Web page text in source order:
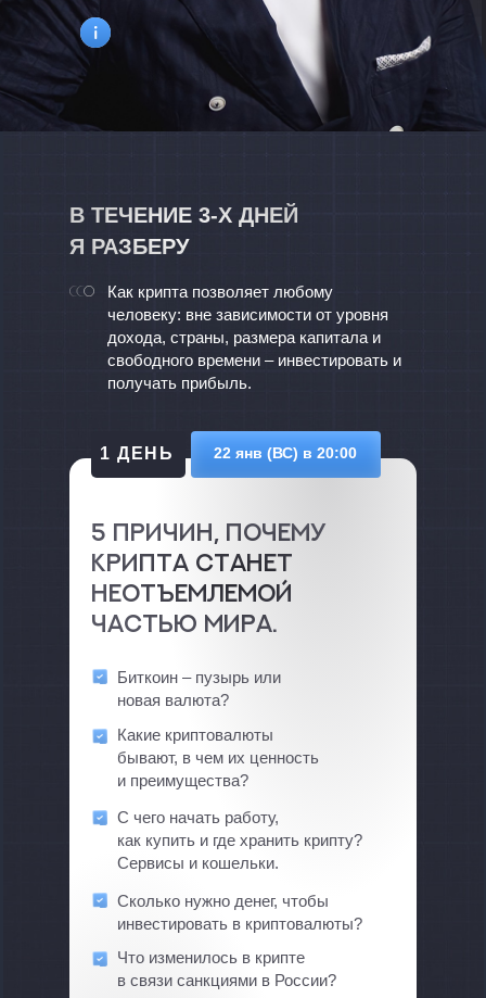
В ТЕЧЕНИЕ 3-Х ДНЕЙ
Я РАЗБЕРУ
Как крипта позволяет любому
человеку: вне зависимости от уровня
дохода, страны, размера капитала и
свободного времени – инвестировать и
получать прибыль.
5 причин, почему
крипта станет
неотъемлемой
частью мира.
1 ДЕНЬ 22 янв (ВС) в 20:00
С чего начать работу,
как купить и где хранить крипту?
Сервисы и кошельки.
Какие криптовалюты
бывают, в чем их ценность
и преимущества?
Биткоин – пузырь или
новая валюта?
Что изменилось в крипте
в связи санкциями в России?
Сколько нужно денег, чтобы
инвестировать в криптовалюты?